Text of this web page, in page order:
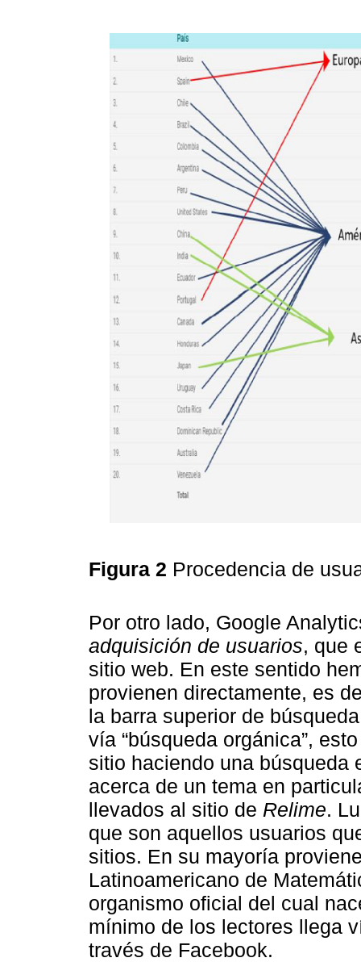
Figura 2 Procedencia de
Por otro lado, Google
adquisición de usuarios, que
sitio web. En este sentido
provienen directamente, es
la barra superior de
vía “búsqueda orgánica”,
sitio haciendo una búsqueda
acerca de un tema en
llevados al sitio de Relime.
que son aquellos usuarios
sitios. En su mayoría
Latinoamericano de
organismo oficial del cual
mínimo de los lectores llega
través de Facebook.